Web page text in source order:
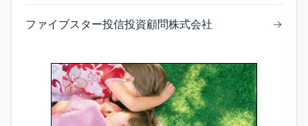
ファイブスター投信投資顧問株式会社 →